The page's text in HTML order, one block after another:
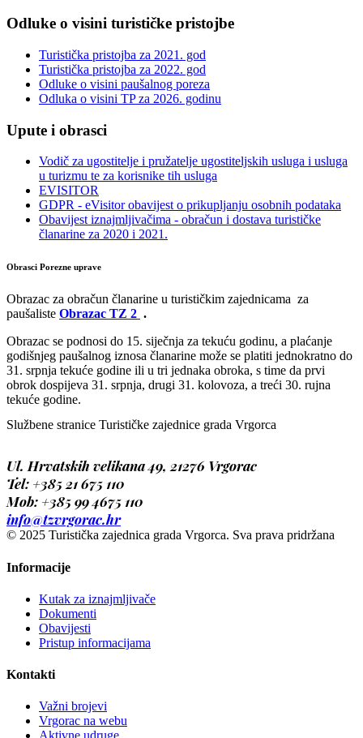
Odluke o visini turističke pristojbe
Turistička pristojba za 2021. god
Turistička pristojba za 2022. god
Odluke o visini paušalnog poreza
Odluka o visini TP za 2026. godinu
Upute i obrasci
Vodič za ugostitelje i pružatelje ugostiteljskih usluga i usluga
u turizmu te za korisnike tih usluga
EVISITOR
GDPR - eVisitor obavijest o prikupljanju osobnih podataka
Obavijest iznajmljivačima - obračun i dostava turističke
članarine za 2020 i 2021.
Obrasci Porezne uprave
Obrazac za obračun članarine u turističkim zajednicama za
paušaliste Obrazac TZ 2 .
Obrazac se podnosi do 15. siječnja za tekuću godinu, a plaćanje
godišnjeg paušalnog iznosa članarine može se platiti jednokratno do
31. srpnja tekuće godine ili u tri jednaka obroka, s time da prvi
obrok dospijeva 31. srpnja, drugi 31. kolovoza, a treći 30. rujna
tekuće godine.
Službene stranice Turističke zajednice grada Vrgorca
Ul. Hrvatskih velikana 49, 21276 Vrgorac
Tel: +385 21675 110
Mob: +385 99 4675 110
info@tzvrgorac.hr
© 2025 Turistička zajednica grada Vrgorca. Sva prava pridržana
Informacije
Kutak za iznajmljivače
Dokumenti
Obavijesti
Pristup informacijama
Kontakti
Važni brojevi
Vrgorac na webu